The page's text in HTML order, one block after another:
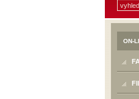
ON-